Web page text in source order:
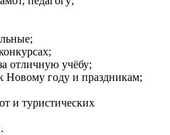
отличную учёбу;
Новому году и праздникам;
и туристических